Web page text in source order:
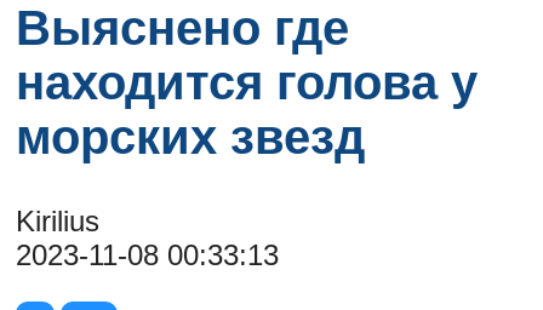
Выяснено где
находится голова у
морских звезд
Kirilius
2023-11-08 00:33:13